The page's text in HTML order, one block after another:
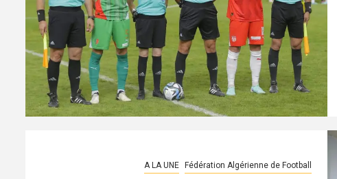
A LA UNE Fédération Algérienne de Football